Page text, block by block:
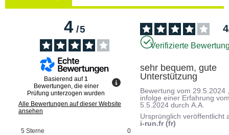
4/5
Basierend auf1
Bewertungen, die einer
Prüfung unterzogen wurden
Alle Bewertungen auf dieser Website
ansehen
5 Sterne
0
4
Verifizierte
sehr bequem, gute
Unterstützung
Bewertung vom 29.5.2024
infolge einer Erfahrung
5.5.2024 durchA.A.
Ursprünglich veröffentlicht
i-run.fr (fr)